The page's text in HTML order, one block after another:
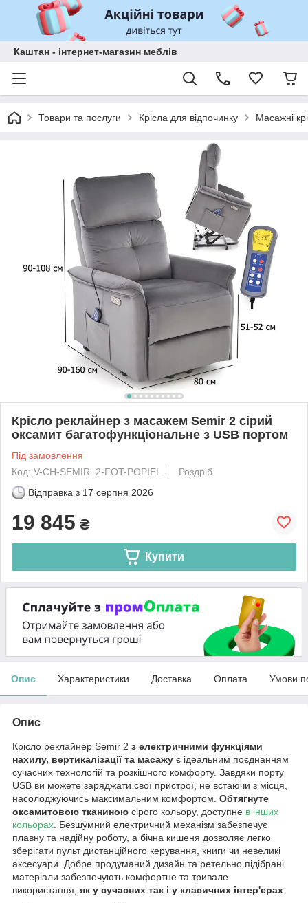
Каштан - інтернет-магазин меблів
Товари та послуги Крісла для відпочинку Масажні
Крісло реклайнер з масажем Semir 2 сірий
оксамит багатофункціональне з USB портом
Під замовлення
Код: V-CH-SEMIR_2-FOT-POPIEL
Роздріб
Відправка з 17 серпня 2026
19 845 ₴
Купити
Опис Характеристики Доставка Оплата Умови
Опис
Крісло реклайнер Semir 2 з електричними функціями
нахилу, вертикалізації та масажу є ідеальним поєднанням
сучасних технологій та розкішного комфорту. Завдяки порту
USB ви можете заряджати свої пристрої, не встаючи з місця,
насолоджуючись максимальним комфортом. Обтягнуте
оксамитовою тканиною сірого кольору, доступне в інших
кольорах. Безшумний електричний механізм забезпечує
плавну та надійну роботу, а бічна кишеня дозволяє легко
зберігати пульт дистанційного керування, книги чи невеликі
аксесуари. Добре продуманий дизайн та ретельно підібрані
матеріали забезпечують комфортне та тривале
використання, як у сучасних так і у класичних інтер'єрах.